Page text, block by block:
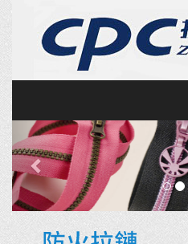
Previous